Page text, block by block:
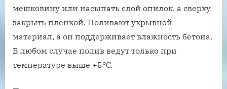
мешковину или насыпать слой опилок, а сверху
закрыть пленкой. Поливают укрывной
материал, а он поддерживает влажность бетона.
В любом случае полив ведут только при
температуре выше +5°C.